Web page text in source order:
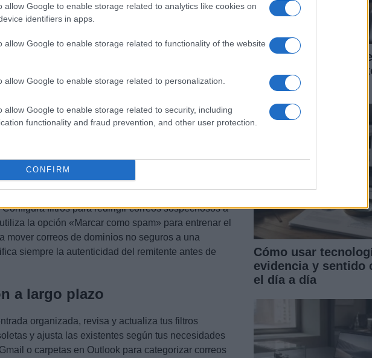
allow Google to enable storage related to analytics like cookies on
identifiers in apps.
allow Google to enable storage related to functionality of the website
allow Google to enable storage related to personalization.
allow Google to enable storage related to security, including
functionality and fraud prevention, and other user protection.
CONFIRM
dominios seguros
filtros para redirigir correos sospechosos a
la opción «Marcar como spam» para entrenar el
mover correos de dominios no seguros a una
siempre la autenticidad del remitente antes de
a largo plazo
organizada, revisa y actualiza tus filtros
y ajusta las existentes según tus necesidades
o carpetas en Outlook para categorizar correos
Guía para evaluar
transparencia y
datos en IA
Cómo usar
evidencia y sentido
el día a día